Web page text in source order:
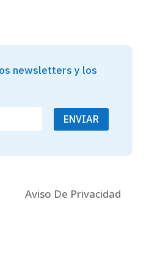
newsletters y los
ENVIAR
Aviso De Privacidad